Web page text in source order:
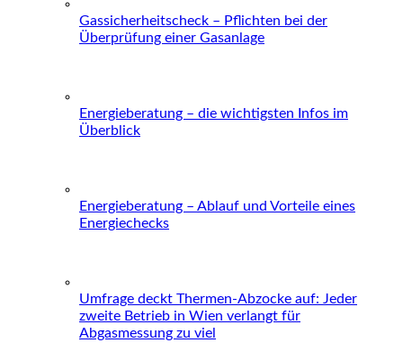
Gassicherheitscheck – Pflichten bei der
Überprüfung einer Gasanlage
Energieberatung – die wichtigsten Infos im
Überblick
Energieberatung – Ablauf und Vorteile eines
Energiechecks
Umfrage deckt Thermen-Abzocke auf: Jeder
zweite Betrieb in Wien verlangt für
Abgasmessung zu viel